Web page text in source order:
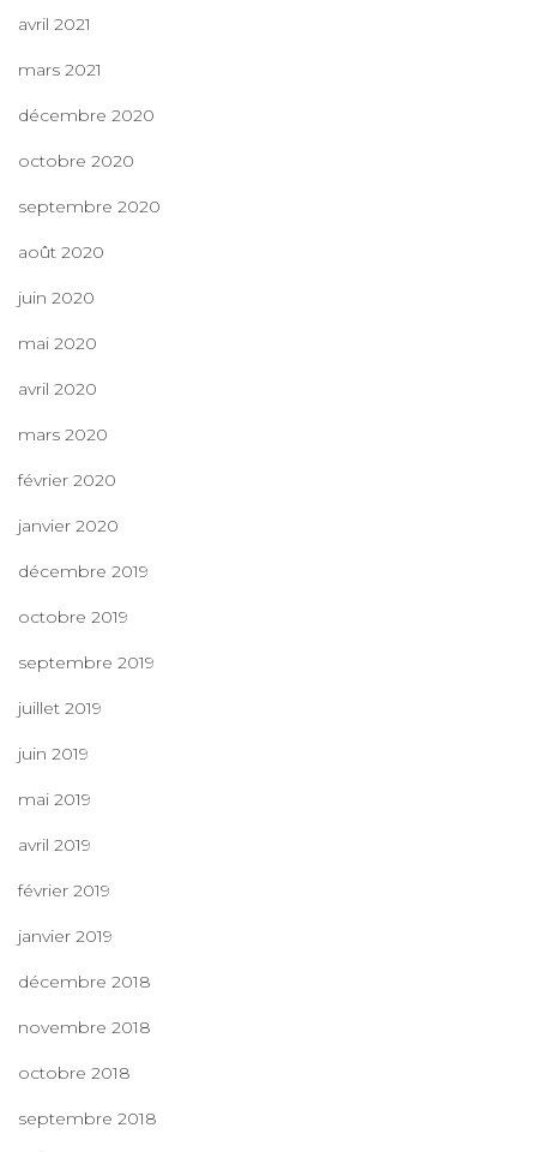
avril 2021
mars 2021
décembre 2020
octobre 2020
septembre 2020
août 2020
juin 2020
mai 2020
avril 2020
mars 2020
février 2020
janvier 2020
décembre 2019
octobre 2019
septembre 2019
juillet 2019
juin 2019
mai 2019
avril 2019
février 2019
janvier 2019
décembre 2018
novembre 2018
octobre 2018
septembre 2018